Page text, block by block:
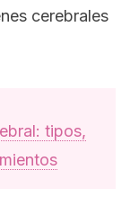
cerebrales
tipos,